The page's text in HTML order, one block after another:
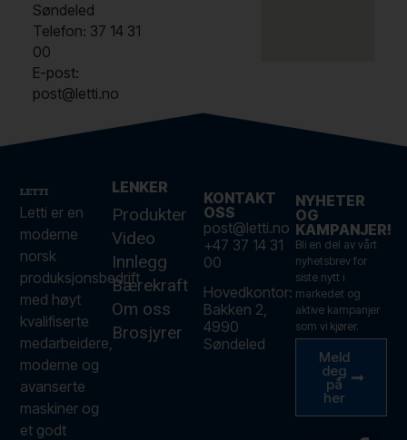
Søndeled
Telefon: 37 14 31
00
E-post:
post@letti.no
Letti er en
moderne
norsk
produksjonsbedrift
med høyt
kvalifiserte
medarbeidere,
moderne og
avanserte
maskiner og
et godt
LENKER
Produkter
Video
Innlegg
Bærekraft
Om oss
Brosjyrer
KONTAKT
OSS
post@letti.no
+47 37 14 31
00
Hovedkontor:
Bakken 2,
4990
Søndeled
NYHETER
OG
KAMPANJER!
Bli en del av vårt
nyhetsbrev for
siste nytt i
markedet og
aktive kampanjer
som vi kjører.
Meld
deg
på
her